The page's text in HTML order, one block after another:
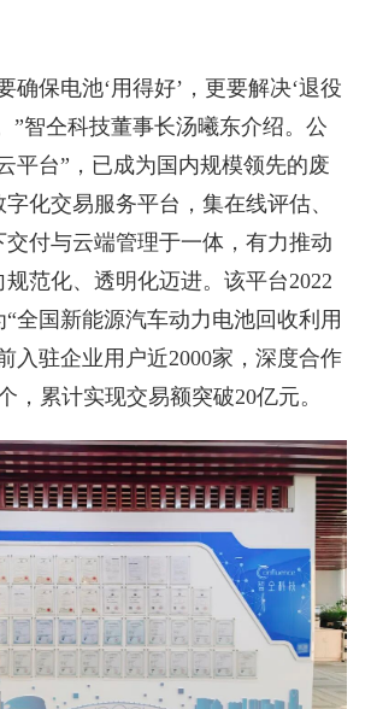
确保电池‘用得好’，更要解决‘退役
”智仝科技董事长汤曦东介绍。公
平台”，已成为国内规模领先的废
字化交易服务平台，集在线评估、
付与云端管理于一体，有力推动
范化、透明化迈进。该平台2022
全国新能源汽车动力电池回收利用
入驻企业用户近2000家，深度合作
，累计实现交易额突破20亿元。